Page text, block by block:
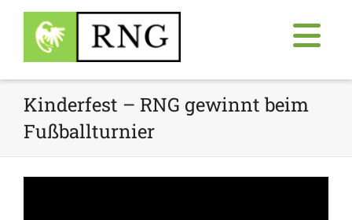
Kinderfest – RNG gewinnt beim
Fußballturnier